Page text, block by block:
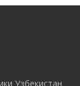
Узбекистан